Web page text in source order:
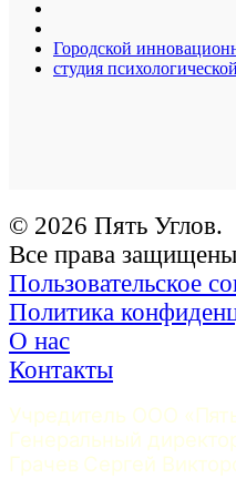
Городской
студия
© 2026 Пять Углов.
Все права защищены
Пользовательское
Политика
О нас
Контакты
Учредитель ООО
Генеральный
Грачев Сергей